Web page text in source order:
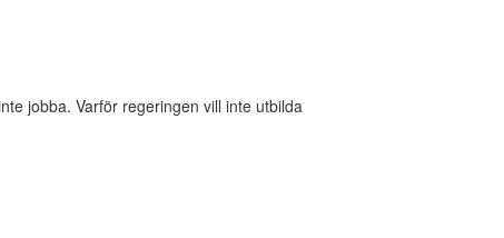
jobba. Varför regeringen vill inte utbilda